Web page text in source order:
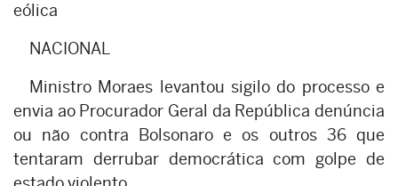
eólica
NACIONAL
Ministro Moraes levantou sigilo do processo e
envia ao Procurador Geral da República denúncia
ou não contra Bolsonaro e os outros 36 que
tentaram derrubar democrática com golpe de